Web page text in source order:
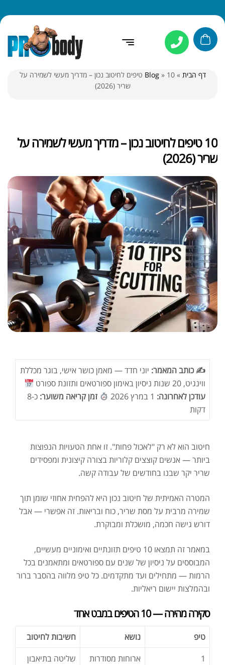
דף הבית »
Blog»
10 טיפים לחיטוב נכון – מדריך מעשי לשמירה על
שריר (2026)
10 טיפים לחיטוב נכון – מדריך מעשי לשמירה על
שריר (2026)
✍️ כותב המאמר: יוני חדד — מאמן כושר אישי, בוגר מכללת
ווינגיט, 20 שנות ניסיון באימון ספורטאים ותזונת ספורט
עודכן לאחרונה: 1 במרץ 2026 זמן קריאה משוער: כ-8
דקות
חיטוב הוא לא רק "לאכול פחות". זו אחת הטעויות הנפוצות
ביותר — אנשים קוצצים קלוריות בצורה קיצונית ומפסידים
שריר יקר שבנו בחודשים של עבודה קשה.
המטרה האמיתית של חיטוב נכון היא להפחית אחוזי שומן תוך
שמירה מרבית על מסת שריר, כוח ובריאות. זה אפשרי — אבל
דורש גישה חכמה, מושכלת ומבוקרת.
במאמר זה תמצאו 10 טיפים תזונתיים ואימוניים מעשיים,
המבוססים על ניסיון של שנים עם ספורטאים ומתאמנים בכל
הרמות — מתחילים ועד מתקדמים. כל טיפ מלווה בהסבר ברור
ובהמלצות יישום ריאליות.
סקירה מהירה — 10 הטיפים במבט אחד
טיפ נושא חשיבותלחיטוב
1
ארוחות מסודרות
שליטה בתיאבון